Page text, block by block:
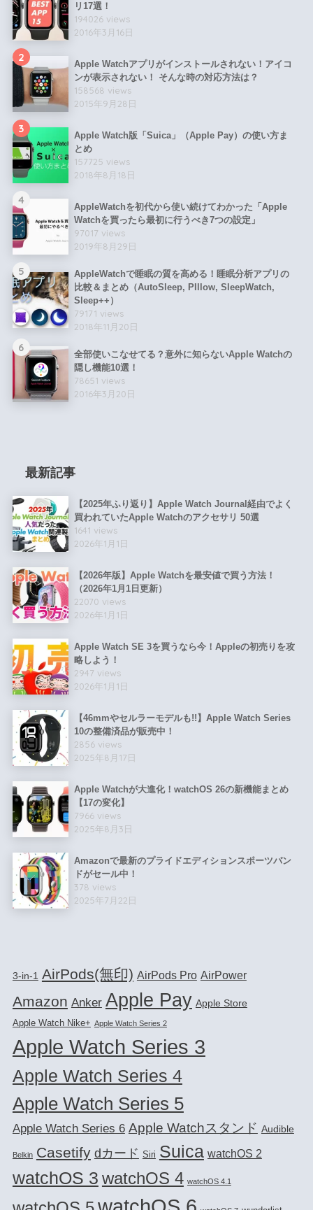
リ17選！
194026 views
2016年3月16日
2
Apple Watchアプリがインストールされない！アイコ
ンが表示されない！ そんな時の対応方法は？
158568 views
2015年9月28日
3
Apple Watch版「Suica」（Apple Pay）の使い方ま
とめ
157725 views
2018年8月18日
4
AppleWatchを初代から使い続けてわかった「Apple
Watchを買ったら最初に行うべき7つの設定」
97017 views
2019年8月29日
5
AppleWatchで睡眠の質を高める！睡眠分析アプリの
比較＆まとめ（AutoSleep, PIllow, SleepWatch,
Sleep++）
79171 views
2018年11月20日
6
全部使いこなせてる？意外に知らないApple Watchの
隠し機能10選！
78651 views
2016年3月20日
最新記事
【2025年ふり返り】Apple Watch Journal経由でよく
買われていたApple Watchのアクセサリ 50選
1641 views
2026年1月1日
【2026年版】Apple Watchを最安値で買う方法！
（2026年1月1日更新）
22070 views
2026年1月1日
Apple Watch SE 3を買うなら今！Appleの初売りを攻
略しよう！
2947 views
2026年1月1日
【46mmやセルラーモデルも!!】Apple Watch Series
10の整備済品が販売中！
2856 views
2025年8月17日
Apple Watchが大進化！watchOS 26の新機能まとめ
【17の変化】
7966 views
2025年8月3日
Amazonで最新のプライドエディションスポーツバン
ドがセール中！
378 views
2025年7月22日
3-in-1 AirPods(無印) AirPods Pro AirPower
Amazon Anker Apple Pay Apple Store
Apple Watch Nike+ Apple Watch Series 2
Apple Watch Series 3
Apple Watch Series 4
Apple Watch Series 5
Apple Watch Series 6 Apple Watchスタンド Audible
Belkin Casetify dカード Siri Suica watchOS 2
watchOS 3 watchOS 4 watchOS 4.1